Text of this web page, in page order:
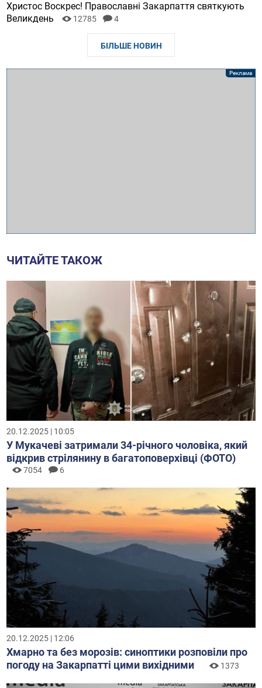
Христос Воскрес! Православні Закарпаття святкують
Великдень
12785 4
БІЛЬШЕ НОВИН
ЧИТАЙТЕ ТАКОЖ
20.12.2025 | 10:05
У Мукачеві затримали 34-річного чоловіка, який
відкрив стрілянину в багатоповерхівці (ФОТО)
7054 6
20.12.2025 | 12:06
Хмарно та без морозів: синоптики розповіли про
погоду на Закарпатті цими вихідними
1373